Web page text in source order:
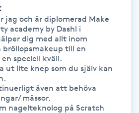
jag och är diplomerad Make
academy by Dashl i
dig med allt inom
till en
speciell kväll.
ut lite knep som du själv kan
även att behöva
mässor.
nagelteknolog på Scratch